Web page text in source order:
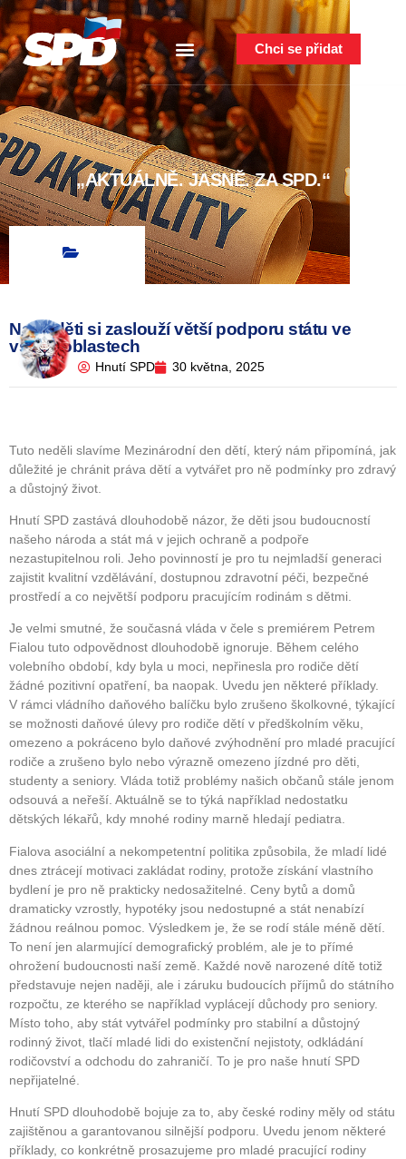
Chci se přidat
„AKTUÁLNĚ. JASNĚ. ZA SPD.“
Naše děti si zaslouží větší podporu státu ve
všech oblastech
Hnutí SPD 30 května, 2025
Tuto neděli slavíme Mezinárodní den dětí, který nám připomíná, jak
důležité je chránit práva dětí a vytvářet pro ně podmínky pro zdravý
a důstojný život.
Hnutí SPD zastává dlouhodobě názor, že děti jsou budoucností
našeho národa a stát má v jejich ochraně a podpoře
nezastupitelnou roli. Jeho povinností je pro tu nejmladší generaci
zajistit kvalitní vzdělávání, dostupnou zdravotní péči, bezpečné
prostředí a co největší podporu pracujícím rodinám s dětmi.
Je velmi smutné, že současná vláda v čele s premiérem Petrem
Fialou tuto odpovědnost dlouhodobě ignoruje. Během celého
volebního období, kdy byla u moci, nepřinesla pro rodiče dětí
žádné pozitivní opatření, ba naopak. Uvedu jen některé příklady.
V rámci vládního daňového balíčku bylo zrušeno školkovné, týkající
se možnosti daňové úlevy pro rodiče dětí v předškolním věku,
omezeno a pokráceno bylo daňové zvýhodnění pro mladé pracující
rodiče a zrušeno bylo nebo výrazně omezeno jízdné pro děti,
studenty a seniory. Vláda totiž problémy našich občanů stále jenom
odsouvá a neřeší. Aktuálně se to týká například nedostatku
dětských lékařů, kdy mnohé rodiny marně hledají pediatra.
Fialova asociální a nekompetentní politika způsobila, že mladí lidé
dnes ztrácejí motivaci zakládat rodiny, protože získání vlastního
bydlení je pro ně prakticky nedosažitelné. Ceny bytů a domů
dramaticky vzrostly, hypotéky jsou nedostupné a stát nenabízí
žádnou reálnou pomoc. Výsledkem je, že se rodí stále méně dětí.
To není jen alarmující demografický problém, ale je to přímé
ohrožení budoucnosti naší země. Každé nově narozené dítě totiž
představuje nejen naději, ale i záruku budoucích příjmů do státního
rozpočtu, ze kterého se například vyplácejí důchody pro seniory.
Místo toho, aby stát vytvářel podmínky pro stabilní a důstojný
rodinný život, tlačí mladé lidi do existenční nejistoty, odkládání
rodičovství a odchodu do zahraničí. To je pro naše hnutí SPD
nepřijatelné.
Hnutí SPD dlouhodobě bojuje za to, aby české rodiny měly od státu
zajištěnou a garantovanou silnější podporu. Uvedu jenom některé
příklady, co konkrétně prosazujeme pro mladé pracující rodiny